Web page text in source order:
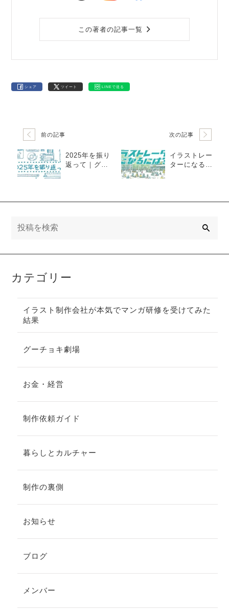
この著者の記事一覧
シェア ツイート LINEで送る
前の記事
2025年を振り
返って｜グー
次の記事
イラストレー
ターになるに
カテゴリー
イラスト制作会社が本気でマンガ研修を受けてみた
結果
グーチョキ劇場
お金・経営
制作依頼ガイド
暮らしとカルチャー
制作の裏側
お知らせ
ブログ
メンバー